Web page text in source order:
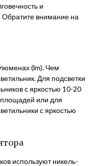
и
Обратите внимание на
(lm). Чем
Для подсветки
с яркостью 10-20
или для
с яркостью
используют никель-